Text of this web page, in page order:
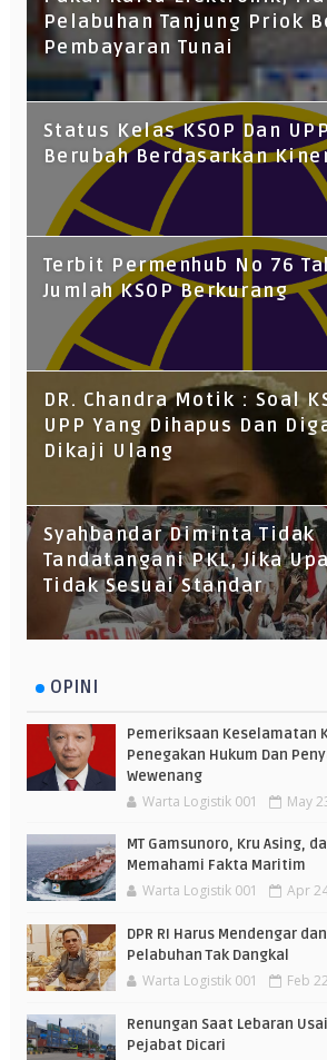
Pelabuhan Tanjung Priok
Pembayaran Tunai
Status Kelas KSOP Dan
Berubah Berdasarkan
Terbit Permenhub No 76
Jumlah KSOP Berkurang
DR. Chandra Motik : Soal
UPP Yang Dihapus Dan
Dikaji Ulang
Syahbandar Diminta Tidak
Tandatangani PKL, Jika
Tidak Sesuai Standar
OPINI
Pemeriksaan Keselamatan
Penegakan Hukum Dan
Wewenang
Warta Logistik 001 May
MT Gamsunoro, Kru Asing,
Memahami Fakta Maritim
Warta Logistik 001 Apr
DPR RI Harus Mendengar
Pelabuhan Tak Dangkal
Warta Logistik 001 Feb
Renungan Saat Lebaran
Pejabat Dicari